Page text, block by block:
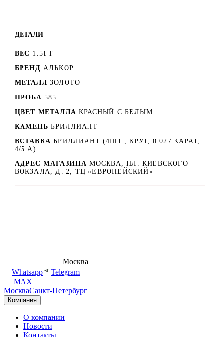
ДЕТАЛИ
ВЕС 1.51 Г
БРЕНД АЛЬКОР
МЕТАЛЛ ЗОЛОТО
ПРОБА 585
ЦВЕТ МЕТАЛЛА КРАСНЫЙ C БЕЛЫМ
КАМЕНЬ БРИЛЛИАНТ
ВСТАВКА БРИЛЛИАНТ (4ШТ., КРУГ, 0.027 КАРАТ,
4/5 А)
АДРЕС МАГАЗИНА МОСКВА, ПЛ. КИЕВСКОГО
ВОКЗАЛА, Д. 2, ТЦ «ЕВРОПЕЙСКИЙ»
Москва
Whatsapp
Telegram
MAX
МоскваСанкт-Петербург
Компания
О компании
Новости
Контакты